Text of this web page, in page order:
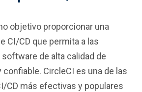
objetivo proporcionar una
CI/CD que permita a las
de alta calidad de
CircleCI es una de las
CD más efectivas y populares